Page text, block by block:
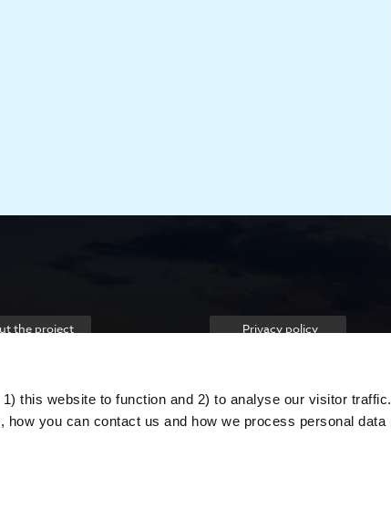
this website to function and 2) to analyse our visitor
how you can contact us and how we process personal data
the project Privacy policy